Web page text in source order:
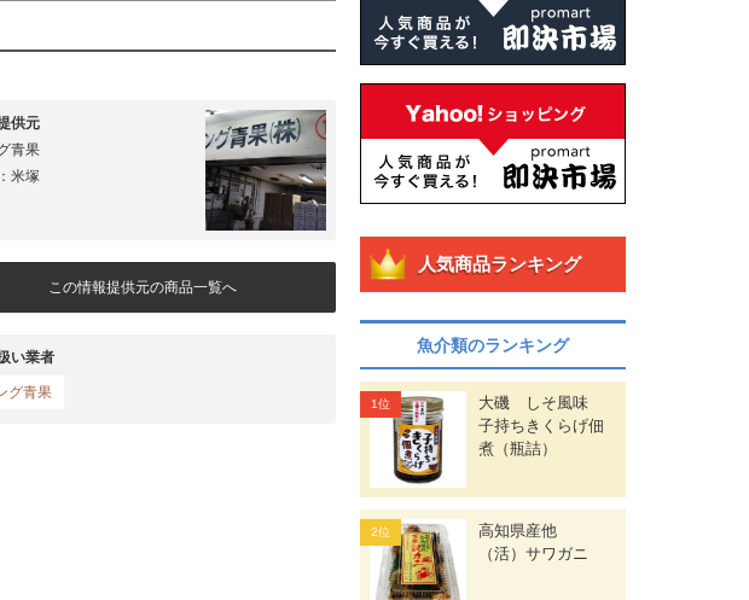
供元
青果
米塚
この情報提供元の商品一覧へ
い業者
グ青果
人気商品ランキング
魚介類のランキング
大磯 しそ風味
子持ちきくらげ佃
煮（瓶詰）
高知県産他
（活）サワガニ